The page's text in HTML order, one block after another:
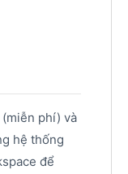
phí) và
hệ thống
để